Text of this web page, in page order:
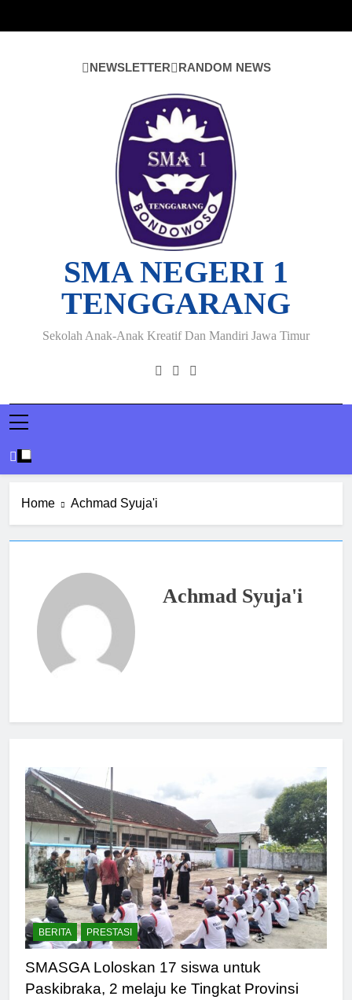
NEWSLETTER
RANDOM NEWS
SMA NEGERI 1
TENGGARANG
Sekolah Anak-Anak Kreatif Dan Mandiri Jawa Timur
Home Achmad Syuja'i
Achmad Syuja'i
BERITA PRESTASI
SMASGA Loloskan 17 siswa untuk
Paskibraka, 2 melaju ke Tingkat Provinsi